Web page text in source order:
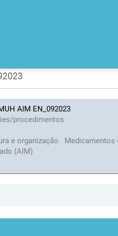
AIM EN_092023
procedimentos
e organização Medicamentos
(AIM)